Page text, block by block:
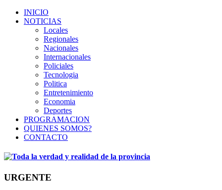
INICIO
NOTICIAS
Locales
Regionales
Nacionales
Internacionales
Policiales
Tecnologia
Politica
Entretenimiento
Economia
Deportes
PROGRAMACION
QUIENES SOMOS?
CONTACTO
URGENTE